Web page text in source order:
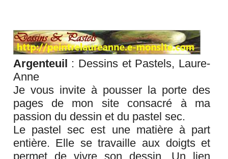
Argenteuil : Dessins et Pastels, Laure-
Anne
Je vous invite à pousser la porte des
pages de mon site consacré à ma
passion du dessin et du pastel sec.
Le pastel sec est une matière à part
entière. Elle se travaille aux doigts et
permet de vivre son dessin. Un lien